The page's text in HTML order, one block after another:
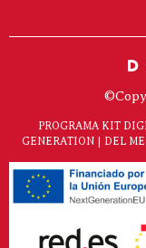
PROGRAMA KIT
GENERATION | DEL